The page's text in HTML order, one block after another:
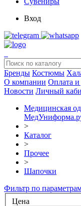
Вход
Бренды Костюмы
О компании Оплата и
Новости Личный
Медицинская
>
Каталог
>
Прочее
>
Шапочки
Фильтр по
Цена